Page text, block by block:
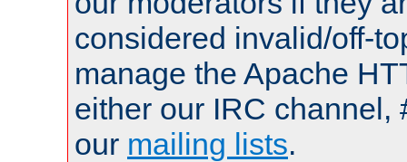
considered invalid/off-
manage the Apache
either our IRC channel,
our mailing lists.